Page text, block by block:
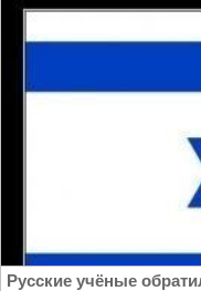
Русские учёные